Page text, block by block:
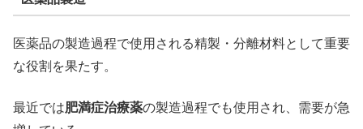
医薬品の製造過程で使用される精製・分離材料として重要
な役割を果たす。
最近では肥満症治療薬の製造過程でも使用され、需要が急